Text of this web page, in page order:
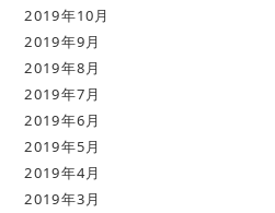
2019年10月
2019年9月
2019年8月
2019年7月
2019年6月
2019年5月
2019年4月
2019年3月